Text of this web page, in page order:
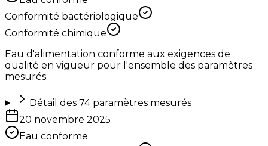
Conformité bactériologique
Conformité chimique
Eau d'alimentation conforme aux exigences de
qualité en vigueur pour l'ensemble des paramètres
mesurés.
Détail des 74paramètres mesurés
20 novembre 2025
Eau conforme